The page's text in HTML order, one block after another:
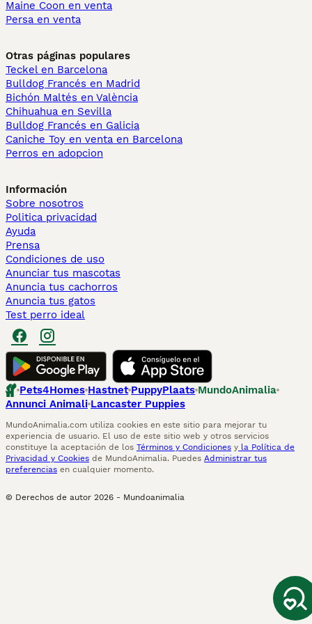
Maine Coon en venta
Persa en venta
Otras páginas populares
Teckel en Barcelona
Bulldog Francés en Madrid
Bichón Maltés en València
Chihuahua en Sevilla
Bulldog Francés en Galicia
Caniche Toy en venta en Barcelona
Perros en adopcion
Información
Sobre nosotros
Politica privacidad
Ayuda
Prensa
Condiciones de uso
Anunciar tus mascotas
Anuncia tus cachorros
Anuncia tus gatos
Test perro ideal
Pets4Homes Hastnet PuppyPlaats MundoAnimalia
Annunci Animali Lancaster Puppies
MundoAnimalia.com utiliza cookies en este sitio para mejorar tu
experiencia de usuario. El uso de este sitio web y otros servicios
constituye la aceptación de los Términos y Condiciones y la Política de
Privacidad y Cookies de MundoAnimalia. Puedes Administrar tus
preferencias en cualquier momento.
© Derechos de autor 2026 - Mundoanimalia